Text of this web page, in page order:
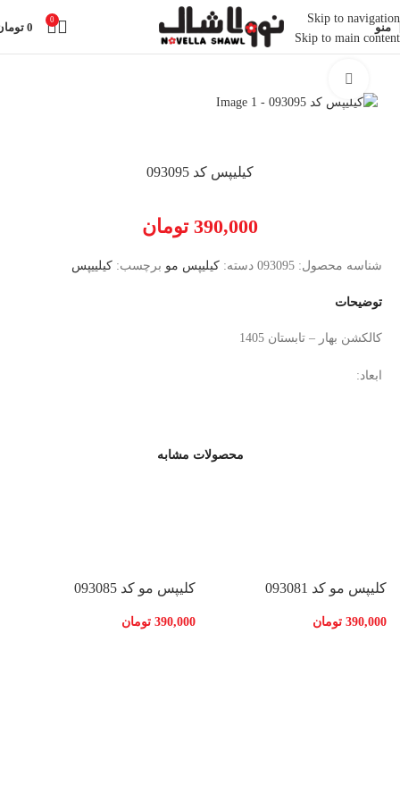
Skip to navigation
Skip to main content
منو
0
0
خانه اکسسوری کیلیپس مو
کیلیپس کد 093095
390,000 تومان
شناسه محصول: 093095 دسته: کیلیپس مو برچسب: کیلییپس
توضیحات
کالکشن بهار – تابستان 1405
ابعاد:
محصولات مشابه
کلیپس مو کد 093081
390,000 تومان
کلیپس مو کد 093085
390,000 تومان